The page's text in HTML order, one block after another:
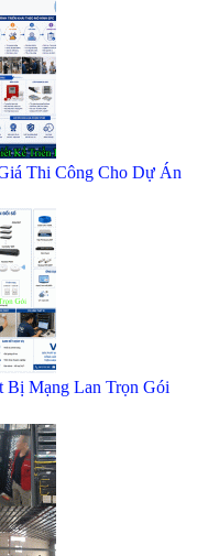
Thi Công Cho Dự Án
Bị Mạng Lan Trọn Gói